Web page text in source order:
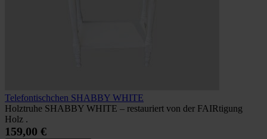
Telefontischchen SHABBY WHITE
Holztruhe SHABBY WHITE – restauriert von der FAIRtigung
Holz .
159,00 €